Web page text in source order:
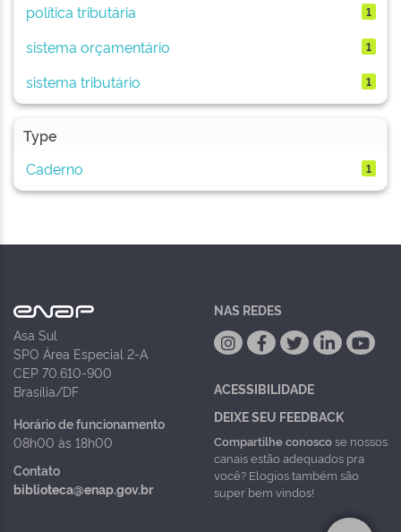
política tributária 1
sistema orçamentário 1
sistema tributário 1
Type
Caderno
1
Asa Sul
SPO Área Especial 2-A
CEP 70.610-900
Brasília/DF
Horário de funcionamento
08h00 às 18h00
Contato
biblioteca@enap.gov.br
NAS REDES
ACESSIBILIDADE
DEIXE SEU FEEDBACK
Compartilhe conoscose nossos
canais estão adequados pra
você? Elogios também são
super bem vindos!